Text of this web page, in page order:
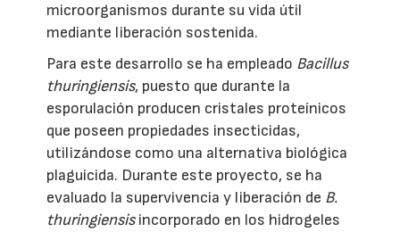
microorganismos durante su vida útil
mediante liberación sostenida.
Para este desarrollo se ha empleado Bacillus
thuringiensis, puesto que durante la
esporulación producen cristales proteínicos
que poseen propiedades insecticidas,
utilizándose como una alternativa biológica
plaguicida. Durante este proyecto, se ha
evaluado la supervivencia y liberación de B.
thuringiensisincorporado en los hidrogeles